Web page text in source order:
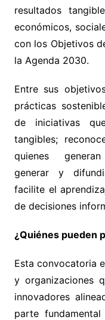
resultados
económicos,
con los Objetivos
la Agenda 2030.
Entre sus
prácticas
de iniciativas
tangibles;
quienes
generar y
facilite el
de decisiones
¿Quiénes pueden
Esta convocatoria
y organizaciones
innovadores
parte